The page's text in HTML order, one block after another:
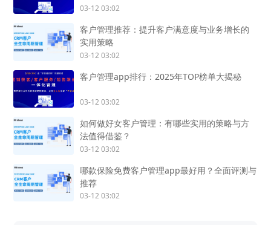
03-12 03:02
客户管理推荐：提升客户满意度与业务增长的
实用策略
03-12 03:02
客户管理app排行：2025年TOP榜单大揭秘
03-12 03:02
如何做好女客户管理：有哪些实用的策略与方
法值得借鉴？
03-12 03:02
哪款保险免费客户管理app最好用？全面评测与
推荐
03-12 03:02